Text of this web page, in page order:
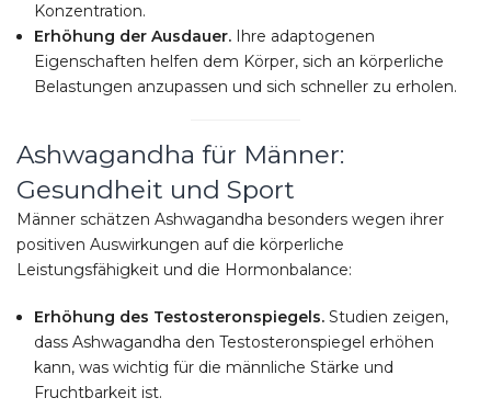
Konzentration.
Erhöhung der Ausdauer. Ihre adaptogenen
Eigenschaften helfen dem Körper, sich an körperliche
Belastungen anzupassen und sich schneller zu erholen.
Ashwagandha für Männer:
Gesundheit und Sport
Männer schätzen Ashwagandha besonders wegen ihrer
positiven Auswirkungen auf die körperliche
Leistungsfähigkeit und die Hormonbalance:
Erhöhung des Testosteronspiegels. Studien zeigen,
dass Ashwagandha den Testosteronspiegel erhöhen
kann, was wichtig für die männliche Stärke und
Fruchtbarkeit ist.